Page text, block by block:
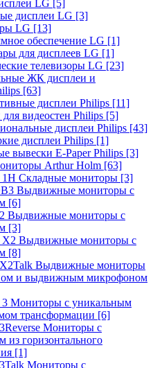
LG [5]
дисплеи LG [3]
LG [13]
обеспечение LG [1]
для дисплеев LG [1]
телевизоры LG [23]
ЖК дисплеи и
[63]
дисплеи Philips [11]
видеостен Philips [5]
дисплеи Philips [43]
дисплеи Philips [1]
вывески E-Paper Philips [3]
Arthur Holm [63]
1Н Складные мониторы [3]
Выдвижные мониторы с
[6]
Выдвижные мониторы с
[3]
X2 Выдвижные мониторы с
[8]
Выдвижные мониторы
и выдвижным микрофоном
3 Мониторы с уникальным
трансформации [6]
Мониторы с
из горизонтального
[1]
Мониторы с